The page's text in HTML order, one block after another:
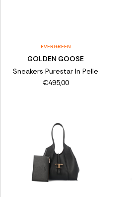
EVERGREEN
GOLDEN GOOSE
Sneakers Purestar In Pelle
€495,00